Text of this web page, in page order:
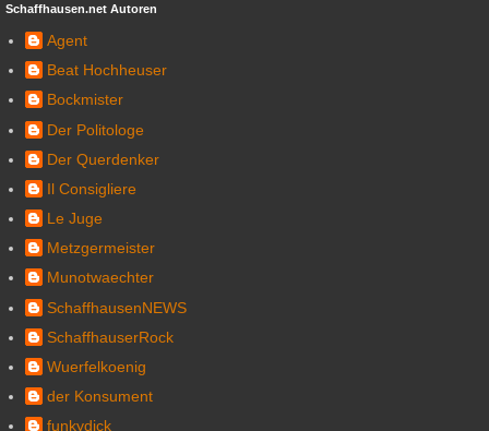
Schaffhausen.net Autoren
Agent
Beat Hochheuser
Bockmister
Der Politologe
Der Querdenker
Il Consigliere
Le Juge
Metzgermeister
Munotwaechter
SchaffhausenNEWS
SchaffhauserRock
Wuerfelkoenig
der Konsument
funkydick